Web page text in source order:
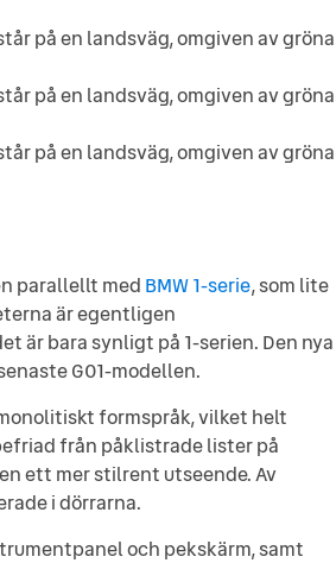
parallellt med BMW 1-serie, som lite
är egentligen
är bara synligt på 1-serien. Den nya
G01-modellen.
formspråk, vilket helt
från påklistrade lister på
ett mer stilrent utseende. Av
i dörrarna.